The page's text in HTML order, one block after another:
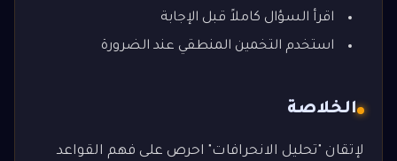
اقرأ السؤال كاملاً قبل الإجابة
استخدم التخمين المنطقي عند الضرورة
الخلاصة
لإتقان "تحليل الانحرافات" احرص على فهم القواعد